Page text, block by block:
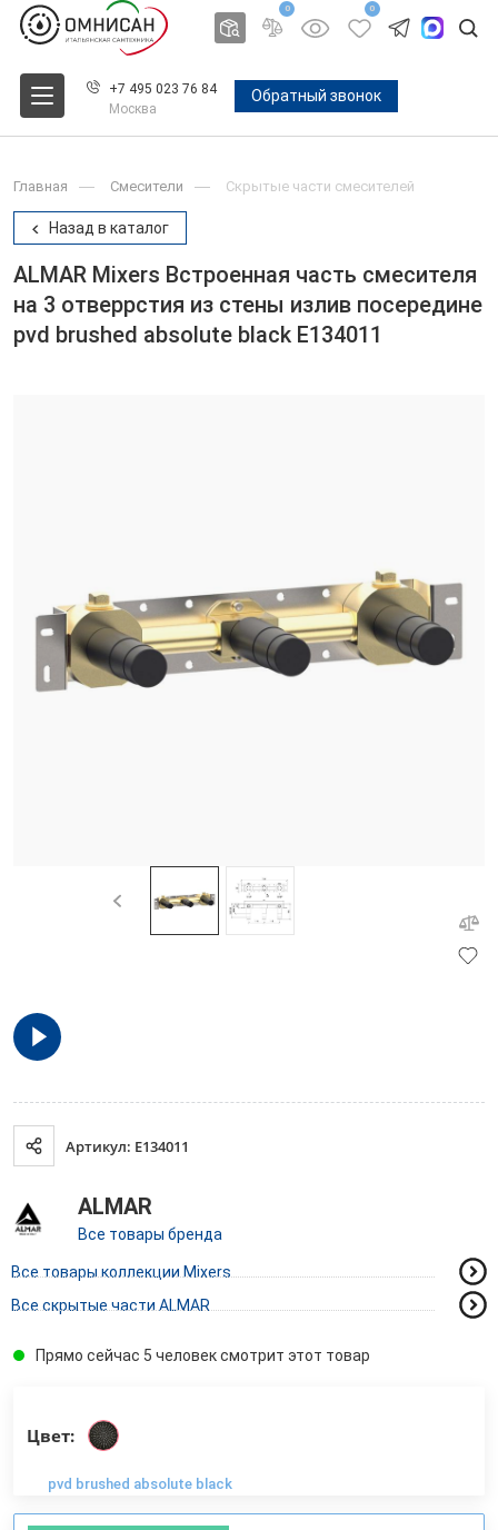
0 0
+7 495 023 76 84
Москва
Обратный звонок
Главная Смесители Скрытые части смесителей
Назад в каталог
ALMAR Mixers Встроенная часть смесителя
на 3 отверрстия из стены излив посередине
pvd brushed absolute black E134011
Артикул: E134011
ALMAR
Все товары бренда
Все товары коллекции Mixers
Все скрытые части ALMAR
Прямо сейчас 5 человек смотрит этот товар
Цвет:
pvd brushed absolute black